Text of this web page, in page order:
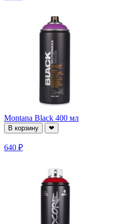
Montana Black 400 мл
В корзину ❤
640 ₽